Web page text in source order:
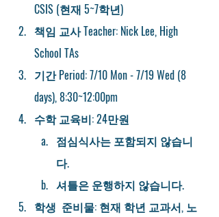
CSIS (현재 5~7학년)
책임 교사 Teacher: Nick Lee, High
School TAs
기간 Period: 7/10 Mon - 7/19 Wed (8
days), 8:30~12:00pm
수학 교육비: 24만원
점심식사는 포함되지 않습니
다.
셔틀은 운행하지 않습니다.
학생  준비물: 현재 학년 교과서, 노